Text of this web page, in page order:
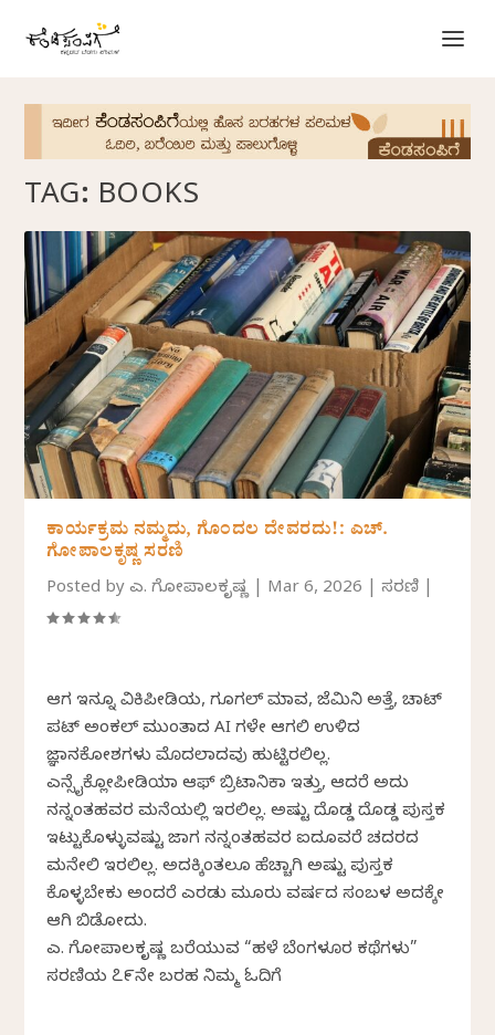
TAG: BOOKS
ಕಾರ್ಯಕ್ರಮ ನಮ್ಮದು, ಗೊಂದಲ ದೇವರದು!: ಎಚ್.
ಗೋಪಾಲಕೃಷ್ಣ ಸರಣಿ
Posted byಎಚ್. ಗೋಪಾಲಕೃಷ್ಣ| Mar 6, 2026 |ಸರಣಿ
ಆಗ ಇನ್ನೂ ವಿಕಿಪೀಡಿಯ, ಗೂಗಲ್ ಮಾವ, ಜೆಮಿನಿ ಅತ್ತೆ, ಚಾಟ್
ಪಟ್ ಅಂಕಲ್ ಮುಂತಾದ AI ಗಳೇ ಆಗಲಿ ಉಳಿದ
ಜ್ಞಾನಕೋಶಗಳು ಮೊದಲಾದವು ಹುಟ್ಟಿರಲಿಲ್ಲ.
ಎನ್ಸೈಕ್ಲೋಪೀಡಿಯಾ ಆಫ್ ಬ್ರಿಟಾನಿಕಾ ಇತ್ತು, ಆದರೆ ಅದು
ನನ್ನಂತಹವರ ಮನೆಯಲ್ಲಿ ಇರಲಿಲ್ಲ. ಅಷ್ಟು ದೊಡ್ಡ ದೊಡ್ಡ ಪುಸ್ತಕ
ಇಟ್ಟುಕೊಳ್ಳುವಷ್ಟು ಜಾಗ ನನ್ನಂತಹವರ ಐದೂವರೆ ಚದರದ
ಮನೇಲಿ ಇರಲಿಲ್ಲ. ಅದಕ್ಕಿಂತಲೂ ಹೆಚ್ಚಾಗಿ ಅಷ್ಟು ಪುಸ್ತಕ
ಕೊಳ್ಳಬೇಕು ಅಂದರೆ ಎರಡು ಮೂರು ವರ್ಷದ ಸಂಬಳ ಅದಕ್ಕೇ
ಆಗಿ ಬಿಡೋದು.
ಎಚ್. ಗೋಪಾಲಕೃಷ್ಣ ಬರೆಯುವ “ಹಳೆ ಬೆಂಗಳೂರ ಕಥೆಗಳು”
ಸರಣಿಯ ೭೯ನೇ ಬರಹ ನಿಮ್ಮ ಓದಿಗೆ